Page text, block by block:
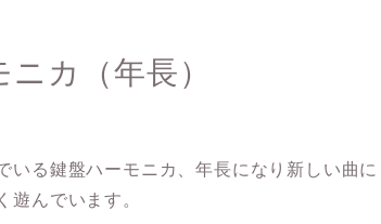
カ（年長）
いる鍵盤ハーモニカ、年長になり新しい曲
遊んでいます。